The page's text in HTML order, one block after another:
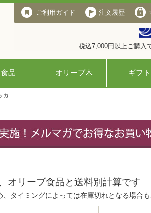
ご利用ガイド 注文履歴
税込7,000円以上ご購入
食品 オリーブ木 ギフト
カ
オリーブ食品と送料別計算です
タイミングによっては在庫切れとなる場合